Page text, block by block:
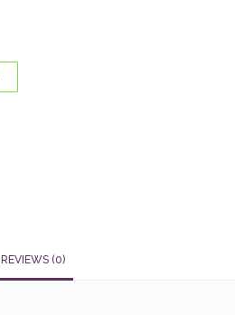
REVIEWS (0)